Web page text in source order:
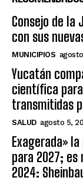
Consejo de la
con sus
MUNICIPIOS
Yucatán
científica
transmitidas
SALUD agosto 5,
Exagerada»
para 2027;
2024: